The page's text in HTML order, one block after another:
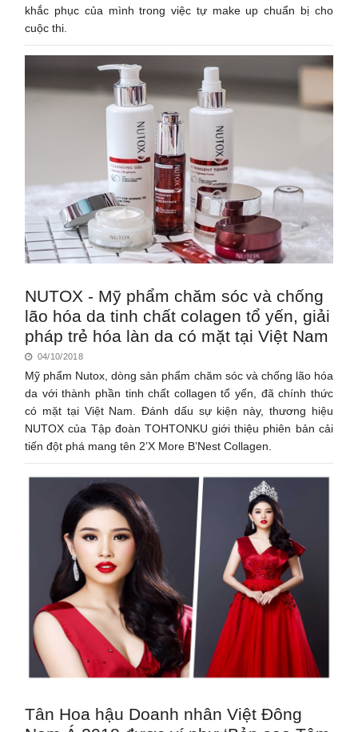
khắc phục của mình trong việc tự make up chuẩn bị cho
cuộc thi.
NUTOX - Mỹ phẩm chăm sóc và chống
lão hóa da tinh chất colagen tổ yến, giải
pháp trẻ hóa làn da có mặt tại Việt Nam
04/10/2018
Mỹ phẩm Nutox, dòng sản phẩm chăm sóc và chống lão hóa
da với thành phần tinh chất collagen tổ yến, đã chính thức
có mặt tại Việt Nam. Đánh dấu sự kiện này, thương hiệu
NUTOX của Tập đoàn TOHTONKU giới thiệu phiên bản cải
tiến đột phá mang tên 2’X More B’Nest Collagen.
Tân Hoa hậu Doanh nhân Việt Đông